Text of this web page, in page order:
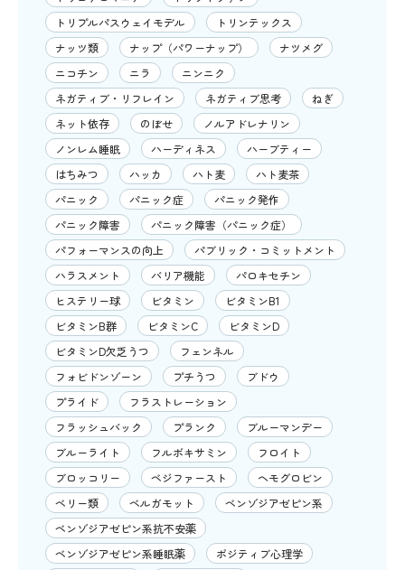
トリプルパスウェイモデル
トリンテックス
ナッツ類
ナップ（パワーナップ）
ナツメグ
ニコチン
ニラ
ニンニク
ネガティブ・リフレイン
ネガティブ思考
ねぎ
ネット依存
のぼせ
ノルアドレナリン
ノンレム睡眠
ハーディネス
ハーブティー
はちみつ
ハッカ ハト麦
ハト麦茶
パニック
パニック症
パニック発作
パニック障害
パニック障害（パニック症）
パフォーマンスの向上
パブリック・コミットメント
ハラスメント
バリア機能
パロキセチン
ヒステリー球
ビタミン
ビタミンB1
ビタミンB群
ビタミンC
ビタミンD
ビタミンD欠乏うつ
フェンネル
フォビドンゾーン
プチうつ
ブドウ
プライド
フラストレーション
フラッシュバック
プランク
ブルーマンデー
ブルーライト
フルボキサミン
フロイト
ブロッコリー
ベジファースト
ヘモグロビン
ベリー類
ベルガモット
ベンゾジアゼピン系
ベンゾジアゼピン系抗不安薬
ベンゾジアゼピン系睡眠薬
ポジティブ心理学